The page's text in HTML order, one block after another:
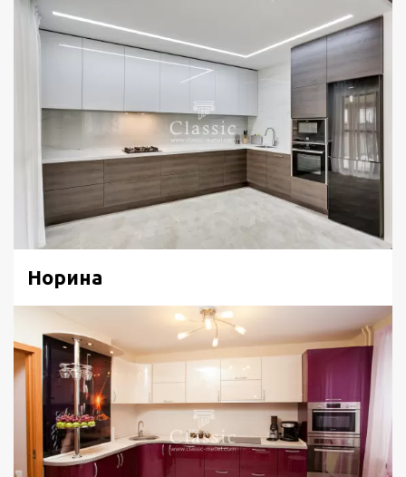
Норина